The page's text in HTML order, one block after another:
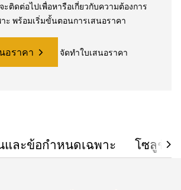
ติดต่อไปเพื่อหารือเกี่ยวกับความต้องการ
ะ พร้อมเริ่มขั้นตอนการเสนอราคา
อราคา จัดทำใบเสนอราคา
และข้อกำหนดเฉพาะ โซลูชัน